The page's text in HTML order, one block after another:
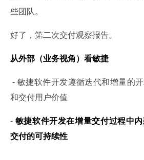
些团队。
好了，第二次交付观察报告。
从外部（业务视角）看敏捷
- 敏捷软件开发遵循迭代和增量的开发模式，以尽快实现
和交付用户价值
- 敏捷软件开发在增量交付过程中
交付的可持续性